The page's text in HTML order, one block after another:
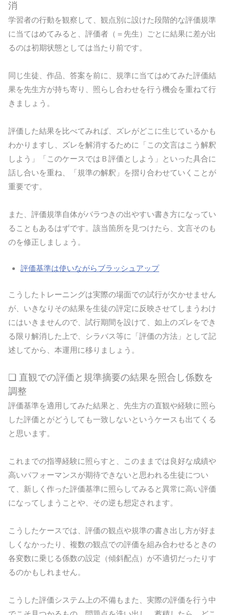
消
学習者の行動を観察して、観点別に設けた段階的な評価規準
に当てはめてみると、評価者（＝先生）ごとに結果に差が出
るのは初期状態としては当たり前です。
同じ生徒、作品、答案を前に、規準に当てはめてみた評価結
果を先生方が持ち寄り、照らし合わせを行う機会を重ねて行
きましょう。
評価した結果を比べてみれば、ズレがどこに生じているかも
わかりますし、ズレを解消するために「この文言はこう解釈
しよう」「このケースではＢ評価としよう」といった具合に
話し合いを重ね、「規準の解釈」を摺り合わせていくことが
重要です。
また、評価規準自体がバラつきの出やすい書き方になってい
ることもあるはずです。該当箇所を見つけたら、文言そのも
のを修正しましょう。
評価基準は使いながらブラッシュアップ
こうしたトレーニングは実際の場面での試行が欠かせません
が、いきなりその結果を生徒の評定に反映させてしまうわけ
にはいきませんので、試行期間を設けて、如上のズレをでき
る限り解消した上で、シラバス等に「評価の方法」として記
述してから、本運用に移りましょう。
❏ 直観での評価と規準摘要の結果を照合し係数を
調整
評価基準を適用してみた結果と、先生方の直観や経験に照ら
した評価とがどうしても一致しないというケースも出てくる
と思います。
これまでの指導経験に照らすと、このままでは良好な成績や
高いパフォーマンスが期待できないと思われる生徒につい
て、新しく作った評価基準に照らしてみると異常に高い評価
になってしまうことや、その逆も想定されます。
こうしたケースでは、評価の観点や規準の書き出し方が好ま
しくなかったり、複数の観点での評価を組み合わせるときの
各変数に乗じる係数の設定（傾斜配点）が不適切だったりす
るのかもしれません。
こうした評価システム上の不備もまた、実際の評価を行う中